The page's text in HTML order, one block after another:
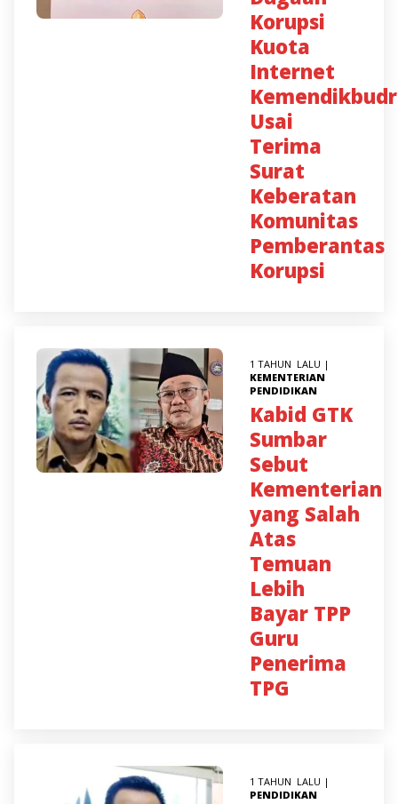
Korupsi
Kuota
Internet
Usai
Terima
Surat
Keberatan
Komunitas
Pemberantas
Korupsi
1 TAHUN LALU |
KEMENTERIAN
PENDIDIKAN
Kabid GTK
Sumbar
Sebut
Kementerian
yang Salah
Atas
Temuan
Lebih
Bayar TPP
Guru
Penerima
TPG
1 TAHUN LALU |
PENDIDIKAN